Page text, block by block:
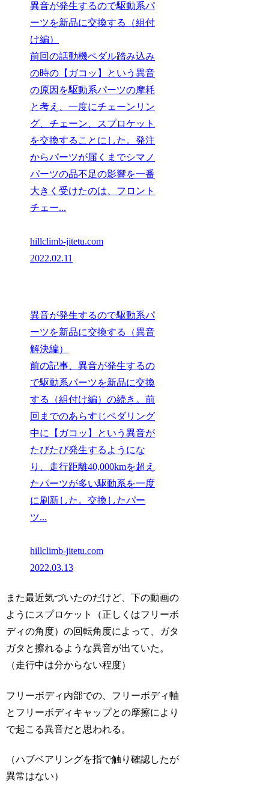
異音が発生するので駆動系パ
ーツを新品に交換する（組付
け編）
前回の話動機ペダル踏み込み
の時の【ガコッ】という異音
の原因を駆動系パーツの摩耗
と考え、一度にチェーンリン
グ、チェーン、スプロケット
を交換することにした。発注
からパーツが届くまでシマノ
パーツの品不足の影響を一番
大きく受けたのは、フロント
チェー...
hillclimb-jitetu.com
2022.02.11
異音が発生するので駆動系パ
ーツを新品に交換する（異音
解決編）
前の記事、異音が発生するの
で駆動系パーツを新品に交換
する（組付け編）の続き。前
回までのあらすじペダリング
中に【ガコッ】という異音が
たびたび発生するようにな
り、走行距離40,000kmを超え
たパーツが多い駆動系を一度
に刷新した。交換したパー
ツ...
hillclimb-jitetu.com
2022.03.13
また最近気づいたのだけど、下の動画の
ようにスプロケット（正しくはフリーボ
ディの角度）の回転角度によって、ガタ
ガタと擦れるような異音が出ていた。
（走行中は分からない程度）
フリーボディ内部での、フリーボディ軸
とフリーボディキャップとの摩擦により
で起こる異音だと思われる。
（ハブベアリングを指で触り確認したが
異常はない）